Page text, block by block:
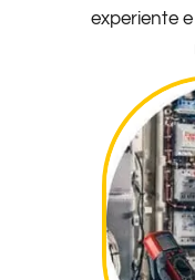
experiente